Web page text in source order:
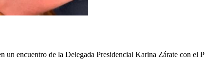
encuentro de la Delegada Presidencial Karina Zárate con el